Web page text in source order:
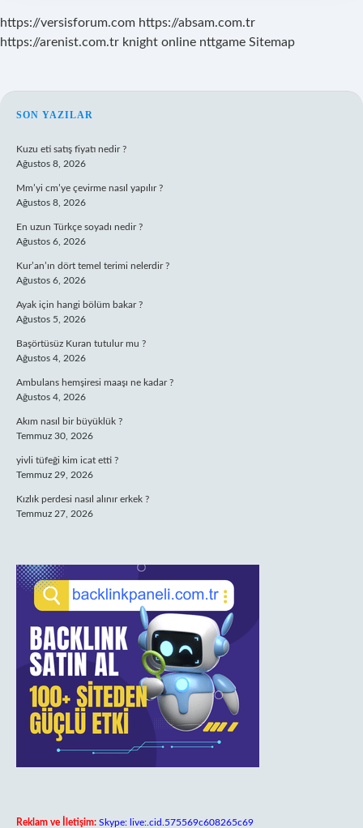
https://versisforum.com https://absam.com.tr
https://arenist.com.tr knight online nttgame Sitemap
SIDEBAR
SON YAZILAR
Kuzu eti satış fiyatı nedir ?
Ağustos 8, 2026
Mm’yi cm’ye çevirme nasıl yapılır ?
Ağustos 8, 2026
En uzun Türkçe soyadı nedir ?
Ağustos 6, 2026
Kur’an’ın dört temel terimi nelerdir ?
Ağustos 6, 2026
Ayak için hangi bölüm bakar ?
Ağustos 5, 2026
Başörtüsüz Kuran tutulur mu ?
Ağustos 4, 2026
Ambulans hemşiresi maaşı ne kadar ?
Ağustos 4, 2026
Akım nasıl bir büyüklük ?
Temmuz 30, 2026
yivli tüfeği kim icat etti ?
Temmuz 29, 2026
Kızlık perdesi nasıl alınır erkek ?
Temmuz 27, 2026
Reklam ve İletişim: Skype: live:.cid.575569c608265c69